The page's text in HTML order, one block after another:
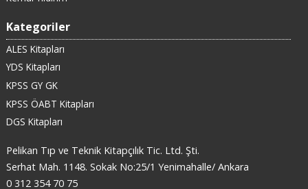
Kategoriler
ALES Kitapları
YDS Kitapları
KPSS GY GK
KPSS ÖABT Kitapları
DGS Kitapları
Pelikan Tıp ve Teknik Kitapçılık Tic. Ltd. Şti.
Serhat Mah. 1148. Sokak No:25/1 Yenimahalle/ Ankara
0 312 354 70 75